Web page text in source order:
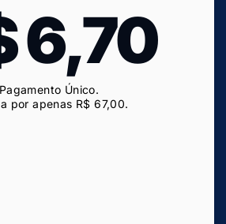
6,70
Pagamento Único.
por apenas R$ 67,00.